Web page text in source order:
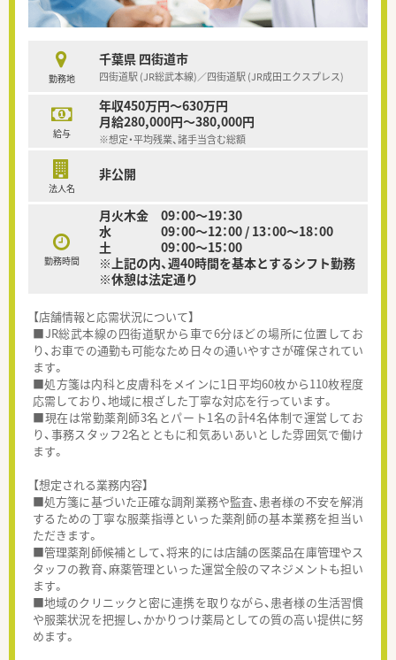
勤務地
千葉県 四街道市
四街道駅 (JR総武本線)／四街道駅 (JR成田エクスプレス)
給与
年収450万円～630万円
月給280,000円～380,000円
※想定・平均残業、諸手当含む総額
法人名
非公開
勤務時間
月火木金 09：00～19：30
水 09：00～12：00 / 13：00～18：00
土 09：00～15：00
※上記の内、週40時間を基本とするシフト勤務
※休憩は法定通り
【店舗情報と応需状況について】
■JR総武本線の四街道駅から車で6分ほどの場所に位置してお
り、お車での通勤も可能なため日々の通いやすさが確保されてい
ます。
■処方箋は内科と皮膚科をメインに1日平均60枚から110枚程度
応需しており、地域に根ざした丁寧な対応を行っています。
■現在は常勤薬剤師3名とパート1名の計4名体制で運営してお
り、事務スタッフ2名とともに和気あいあいとした雰囲気で働け
ます。
【想定される業務内容】
■処方箋に基づいた正確な調剤業務や監査、患者様の不安を解消
するための丁寧な服薬指導といった薬剤師の基本業務を担当い
ただきます。
■管理薬剤師候補として、将来的には店舗の医薬品在庫管理やス
タッフの教育、麻薬管理といった運営全般のマネジメントも担い
ます。
■地域のクリニックと密に連携を取りながら、患者様の生活習慣
や服薬状況を把握し、かかりつけ薬局としての質の高い提供に努
めます。